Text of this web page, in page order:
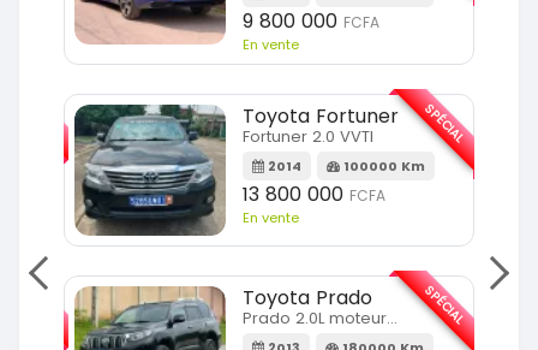
SPÉCIAL
9 800 000 FCFA
En vente
Toyota Fortuner
Fortuner 2.0 VVTI
2014 100000 Km
13 800 000 FCFA
En vente
SPÉCIAL
Toyota Prado
Prado 2.0L moteur d4d SPÉCIAL